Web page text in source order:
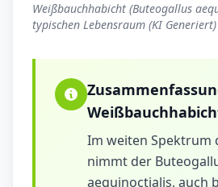
Weißbauchhabicht (Buteogallus
typischen Lebensraum (KI Generiert)
Im weiten Spektrum
nimmt der
aequinoctialis, auch